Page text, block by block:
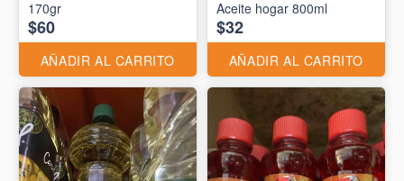
170gr
$60
AÑADIR AL CARRITO
Aceite hogar 800ml
$32
AÑADIR AL CARRITO